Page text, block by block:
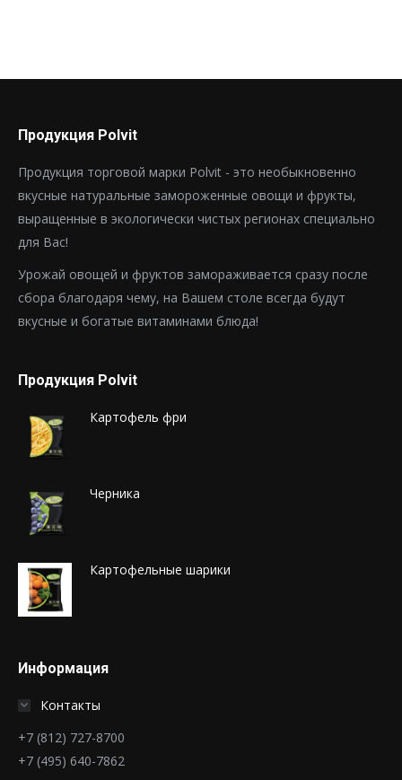
Продукция Polvit
Продукция торговой марки Polvit - это необыкновенно
вкусные натуральные замороженные овощи и фрукты,
выращенные в экологически чистых регионах специально
для Вас!
Урожай овощей и фруктов замораживается сразу после
сбора благодаря чему, на Вашем столе всегда будут
вкусные и богатые витаминами блюда!
Продукция Polvit
Картофель фри
Черника
Картофельные шарики
Информация
Контакты
+7 (812) 727-8700
+7 (495) 640-7862